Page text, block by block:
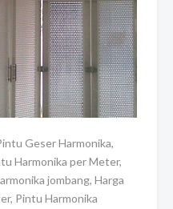
Geser Harmonika,
Harmonika per Meter,
jombang, Harga
Pintu Harmonika